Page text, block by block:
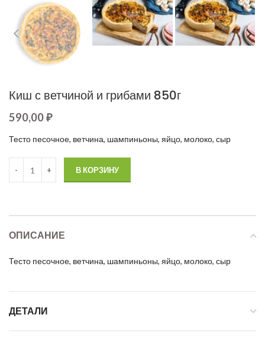
Киш с ветчиной и грибами 850г
590,00₽
Тесто песочное, ветчина, шампиньоны, яйцо, молоко, сыр
В КОРЗИНУ
ОПИСАНИЕ
Тесто песочное, ветчина, шампиньоны, яйцо, молоко, сыр
ДЕТАЛИ